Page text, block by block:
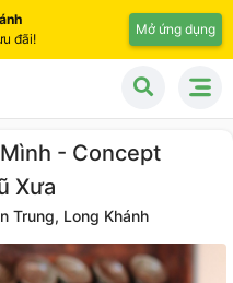
đãi!
Mở ứng dụng
- Concept
Xưa
Trung, Long Khánh